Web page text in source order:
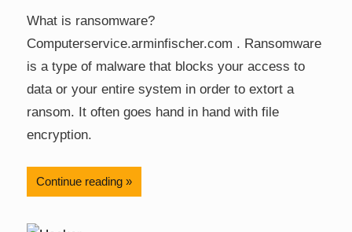
What is ransomware?
Computerservice.arminfischer.com . Ransomware
is a type of malware that blocks your access to
data or your entire system in order to extort a
ransom. It often goes hand in hand with file
encryption.
Continue reading